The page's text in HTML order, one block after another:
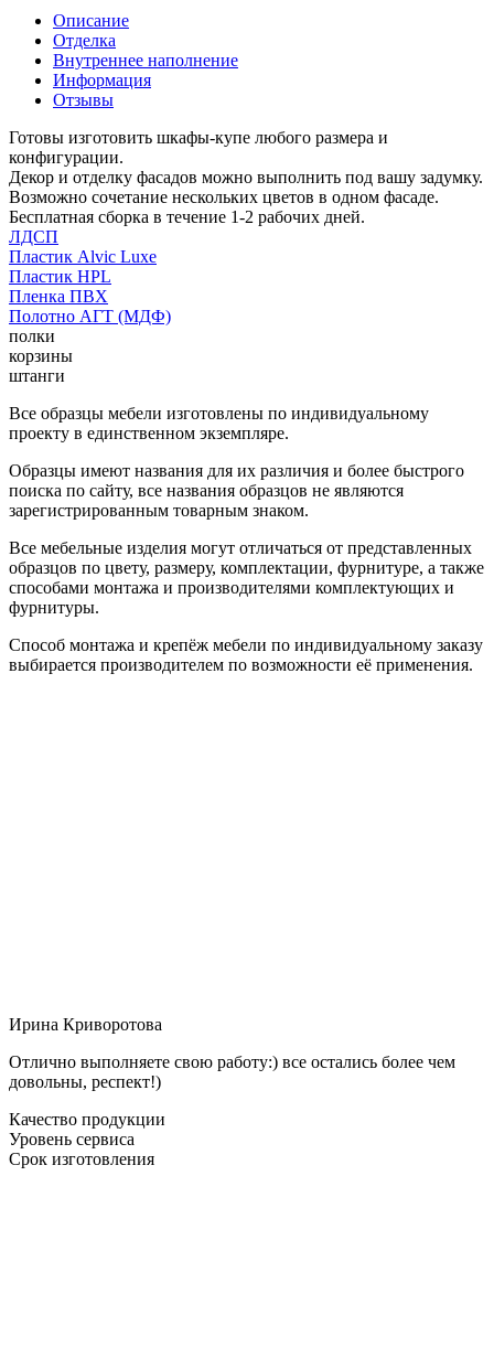
Описание
Отделка
Внутреннее наполнение
Информация
Отзывы
Готовы изготовить шкафы-купе любого размера и
конфигурации.
Декор и отделку фасадов можно выполнить под вашу задумку.
Возможно сочетание нескольких цветов в одном фасаде.
Бесплатная сборка в течение 1-2 рабочих дней.
ЛДСП
Пластик Alvic Luxe
Пластик HPL
Пленка ПВХ
Полотно АГТ (МДФ)
полки
корзины
штанги
Все образцы мебели изготовлены по индивидуальному
проекту в единственном экземпляре.
Образцы имеют названия для их различия и более быстрого
поиска по сайту, все названия образцов не являются
зарегистрированным товарным знаком.
Все мебельные изделия могут отличаться от представленных
образцов по цвету, размеру, комплектации, фурнитуре, а также
способами монтажа и производителями комплектующих и
фурнитуры.
Способ монтажа и крепёж мебели по индивидуальному заказу
выбирается производителем по возможности её применения.
Ирина Криворотова
Отлично выполняете свою работу:) все остались более чем
довольны, респект!)
Качество продукции
Уровень сервиса
Срок изготовления